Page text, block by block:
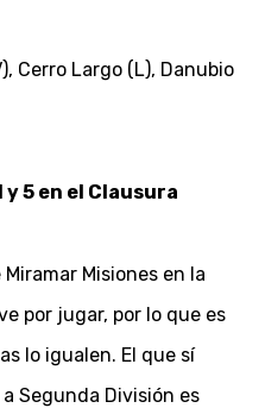
Cerro Largo (L), Danubio
5 en el Clausura
Misiones en la
por jugar, por lo que es
lo igualen. El que sí
Segunda División es